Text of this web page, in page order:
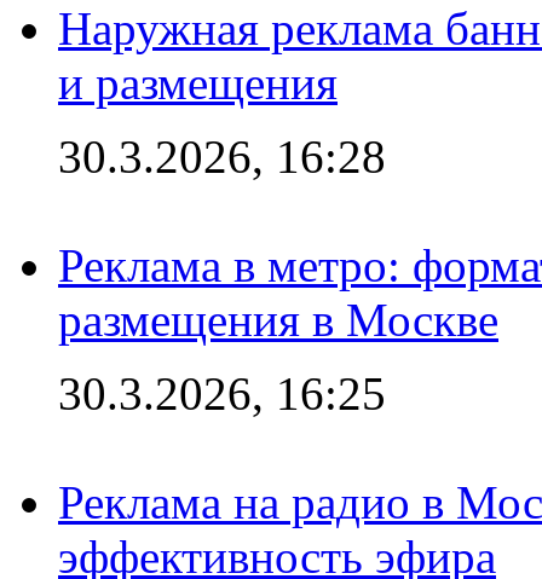
Наружная реклама
и размещения
30.3.2026, 16:28
Реклама в метро:
размещения в Москве
30.3.2026, 16:25
Реклама на радио в
эффективность эфира